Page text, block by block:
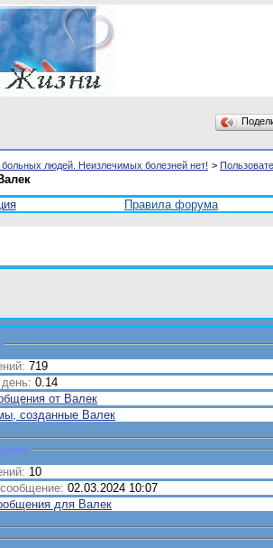
людей. Неизлечимых болезней нет! >
Правила форума
719
0.14
от Валек
созданные Валек
10
02.03.2024 10:07
для Валек